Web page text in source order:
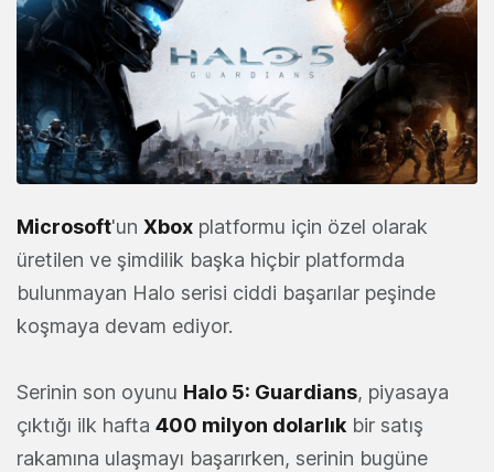
Microsoft'un Xbox platformu için özel olarak
üretilen ve şimdilik başka hiçbir platformda
bulunmayan Halo serisi ciddi başarılar peşinde
koşmaya devam ediyor.
Serinin son oyunu Halo 5: Guardians, piyasaya
çıktığı ilk hafta 400 milyon dolarlık bir satış
rakamına ulaşmayı başarırken, serinin bugüne